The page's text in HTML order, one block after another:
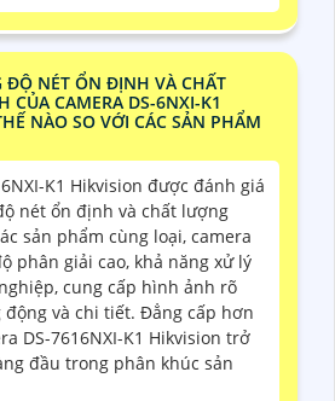
ĐỘ NÉT ỔN ĐỊNH VÀ CHẤT
CỦA CAMERA DS-6NXI-K1
NÀO SO VỚI CÁC SẢN PHẨM
K1 Hikvision được đánh giá
nét ổn định và chất lượng
sản phẩm cùng loại, camera
phân giải cao, khả năng xử lý
cung cấp hình ảnh rõ
động và chi tiết. Đẳng cấp hơn
DS-7616NXI-K1 Hikvision trở
đầu trong phân khúc sản